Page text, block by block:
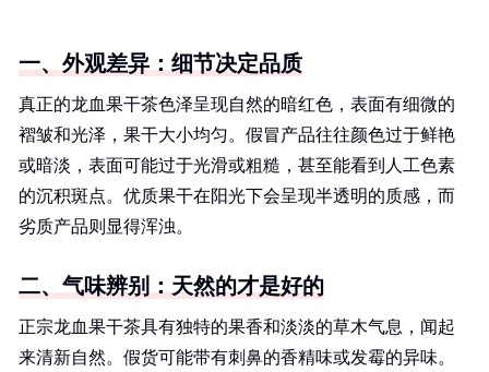
一、外观差异：细节决定品质
真正的龙血果干茶色泽呈现自然的暗红色，表面有细微的
褶皱和光泽，果干大小均匀。假冒产品往往颜色过于鲜艳
或暗淡，表面可能过于光滑或粗糙，甚至能看到人工色素
的沉积斑点。优质果干在阳光下会呈现半透明的质感，而
劣质产品则显得浑浊。
二、气味辨别：天然的才是好的
正宗龙血果干茶具有独特的果香和淡淡的草木气息，闻起
来清新自然。假货可能带有刺鼻的香精味或发霉的异味。